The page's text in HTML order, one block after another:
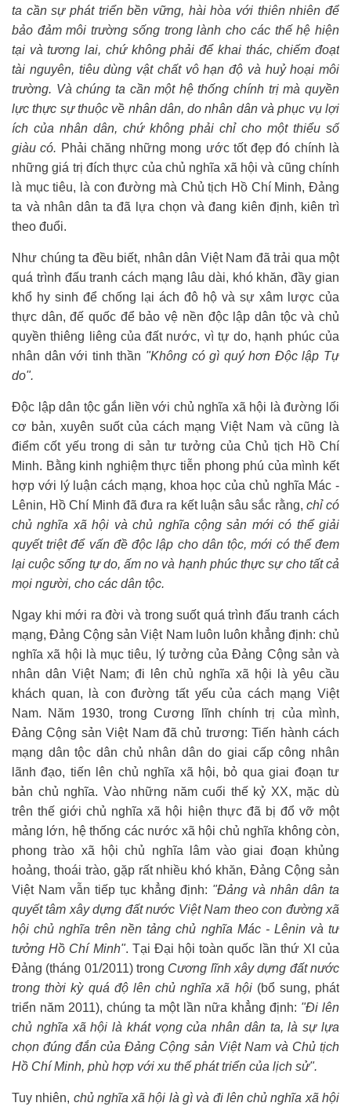
ta cần sự phát triển bền vững, hài hòa với thiên nhiên để
bảo đảm môi trường sống trong lành cho các thế hệ hiện
tại và tương lai, chứ không phải để khai thác, chiếm đoạt
tài nguyên, tiêu dùng vật chất vô hạn độ và huỷ hoại môi
trường. Và chúng ta cần một hệ thống chính trị mà quyền
lực thực sự thuộc về nhân dân, do nhân dân và phục vụ lợi
ích của nhân dân, chứ không phải chỉ cho một thiểu số
giàu có. Phải chăng những mong ước tốt đẹp đó chính là
những giá trị đích thực của chủ nghĩa xã hội và cũng chính
là mục tiêu, là con đường mà Chủ tịch Hồ Chí Minh, Đảng
ta và nhân dân ta đã lựa chọn và đang kiên định, kiên trì
theo đuổi.
Như chúng ta đều biết, nhân dân Việt Nam đã trải qua một
quá trình đấu tranh cách mạng lâu dài, khó khăn, đầy gian
khổ hy sinh để chống lại ách đô hộ và sự xâm lược của
thực dân, đế quốc để bảo vệ nền độc lập dân tộc và chủ
quyền thiêng liêng của đất nước, vì tự do, hạnh phúc của
nhân dân với tinh thần "Không có gì quý hơn Độc lập Tự
do".
Độc lập dân tộc gắn liền với chủ nghĩa xã hội là đường lối
cơ bản, xuyên suốt của cách mạng Việt Nam và cũng là
điểm cốt yếu trong di sản tư tưởng của Chủ tịch Hồ Chí
Minh. Bằng kinh nghiệm thực tiễn phong phú của mình kết
hợp với lý luận cách mạng, khoa học của chủ nghĩa Mác -
Lênin, Hồ Chí Minh đã đưa ra kết luận sâu sắc rằng, chỉ có
chủ nghĩa xã hội và chủ nghĩa cộng sản mới có thể giải
quyết triệt để vấn đề độc lập cho dân tộc, mới có thể đem
lại cuộc sống tự do, ấm no và hạnh phúc thực sự cho tất cả
mọi người, cho các dân tộc.
Ngay khi mới ra đời và trong suốt quá trình đấu tranh cách
mạng, Đảng Cộng sản Việt Nam luôn luôn khẳng định: chủ
nghĩa xã hội là mục tiêu, lý tưởng của Đảng Cộng sản và
nhân dân Việt Nam; đi lên chủ nghĩa xã hội là yêu cầu
khách quan, là con đường tất yếu của cách mạng Việt
Nam. Năm 1930, trong Cương lĩnh chính trị của mình,
Đảng Cộng sản Việt Nam đã chủ trương: Tiến hành cách
mạng dân tộc dân chủ nhân dân do giai cấp công nhân
lãnh đạo, tiến lên chủ nghĩa xã hội, bỏ qua giai đoạn tư
bản chủ nghĩa. Vào những năm cuối thế kỷ XX, mặc dù
trên thế giới chủ nghĩa xã hội hiện thực đã bị đổ vỡ một
mảng lớn, hệ thống các nước xã hội chủ nghĩa không còn,
phong trào xã hội chủ nghĩa lâm vào giai đoạn khủng
hoảng, thoái trào, gặp rất nhiều khó khăn, Đảng Cộng sản
Việt Nam vẫn tiếp tục khẳng định: "Đảng và nhân dân ta
quyết tâm xây dựng đất nước Việt Nam theo con đường xã
hội chủ nghĩa trên nền tảng chủ nghĩa Mác - Lênin và tư
tưởng Hồ Chí Minh". Tại Đại hội toàn quốc lần thứ XI của
Đảng (tháng 01/2011) trong Cương lĩnh xây dựng đất nước
trong thời kỳ quá độ lên chủ nghĩa xã hội(bổ sung, phát
triển năm 2011), chúng ta một lần nữa khẳng định: "Đi lên
chủ nghĩa xã hội là khát vọng của nhân dân ta, là sự lựa
chọn đúng đắn của Đảng Cộng sản Việt Nam và Chủ tịch
Hồ Chí Minh, phù hợp với xu thế phát triển của lịch sử".
Tuy nhiên, chủ nghĩa xã hội là gì và đi lên chủ nghĩa xã hội